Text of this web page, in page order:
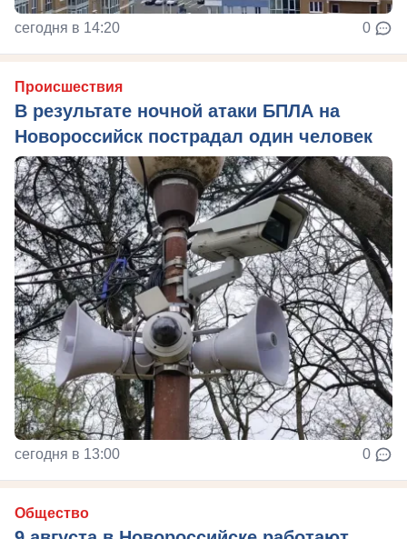
сегодня в 14:20 0
Происшествия
В результате ночной атаки БПЛА на
Новороссийск пострадал один человек
сегодня в 13:00 0
Общество